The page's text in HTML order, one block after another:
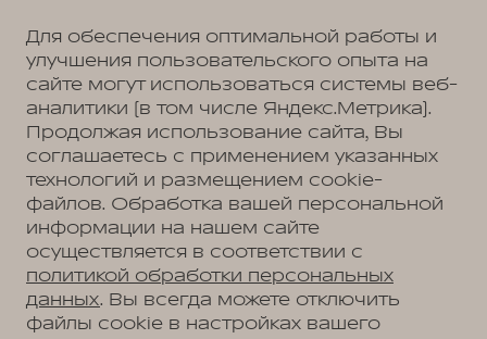
Политика обработки персональных данных
Согласие на коммуникацию
Согласие на предоставление персональных данных третьим лицам
Согласие на обработку ПД
Адрес
Тольятти, ул. Воскресенская, д. 16, стр. 1
+7 (8482) 90-32-18
Для обеспечения оптимальной работы и
улучшения пользовательского опыта на
сайте могут использоваться системы веб-
аналитики (в том числе Яндекс.Метрика).
Продолжая использование сайта, Вы
соглашаетесь с применением указанных
технологий и размещением cookie-
файлов. Обработка вашей персональной
информации на нашем сайте
осуществляется в соответствии с
политикой обработки персональных
данных. Вы всегда можете отключить
файлы cookie в настройках вашего